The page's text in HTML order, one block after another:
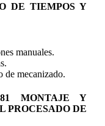
DE TIEMPOS Y
manuales.
de mecanizado.
MONTAJE Y
PROCESADO DE